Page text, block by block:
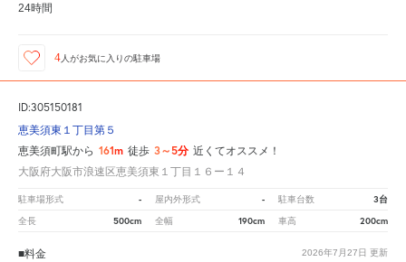
24時間
4人がお気に入りの駐車場
ID:305150181
恵美須東１丁目第５
恵美須町駅から 161m 徒歩 3～5分 近くてオススメ！
大阪府大阪市浪速区恵美須東１丁目１６ー１４
駐車場形式 - 屋内外形式 - 駐車台数 3台
全長 500cm 全幅 190cm 車高 200cm
2026年7月27日 更新
■料金